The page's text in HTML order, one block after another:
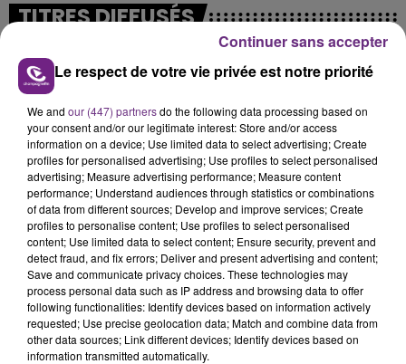
les conditions de...
TITRES DIFFUSÉS
20h36
20h36
LOUANE
Pardonne-Moi
20h33
20h33
ALEX WARREN
Fever Dream
20h30
20h30 20h27
20h27
Le respect de votre vie privée est notre priorité
We and our (447) partnersdo the following data processing based on
your consent and/or our legitimate interest: Store and/or access
information on a device; Use limited data to select advertising; Create
profiles for personalised advertising; Use profiles to select personalised
advertising; Measure advertising performance; Measure content
performance; Understand audiences through statistics or combinations
of data from different sources; Develop and improve services; Create
profiles to personalise content; Use profiles to select personalised
content; Use limited data to select content; Ensure security, prevent and
detect fraud, and fix errors; Deliver and present advertising and content;
Save and communicate privacy choices. These technologies may
process personal data such as IP address and browsing data to offer
following functionalities: Identify devices based on information actively
requested; Use precise geolocation data; Match and combine data from
other data sources; Link different devices; Identify devices based on
information transmitted automatically.
Continuer sans accepter